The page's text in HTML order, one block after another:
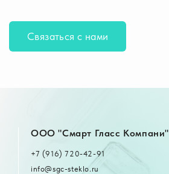
Связаться с нами
OOO "Смарт Гласс Компани"
+7 (916) 720-42-91
info@sgc-steklo.ru